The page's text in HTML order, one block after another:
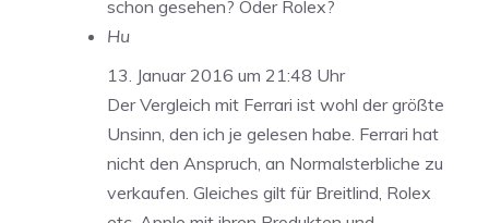
schon gesehen? Oder Rolex?
Hu
13. Januar 2016 um 21:48 Uhr
Der Vergleich mit Ferrari ist wohl der größte
Unsinn, den ich je gelesen habe. Ferrari hat
nicht den Anspruch, an Normalsterbliche zu
verkaufen. Gleiches gilt für Breitlind, Rolex